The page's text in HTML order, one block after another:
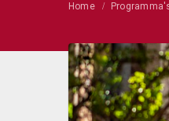
Home